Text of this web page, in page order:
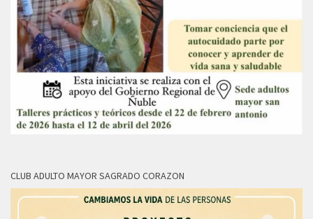
CLUB ADULTO MAYOR SAGRADO CORAZON